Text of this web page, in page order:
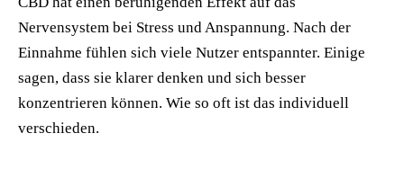
Nervensystem bei Stress und Anspannung. Nach der
Einnahme fühlen sich viele Nutzer entspannter. Einige
sagen, dass sie klarer denken und sich besser
konzentrieren können. Wie so oft ist das individuell
verschieden.